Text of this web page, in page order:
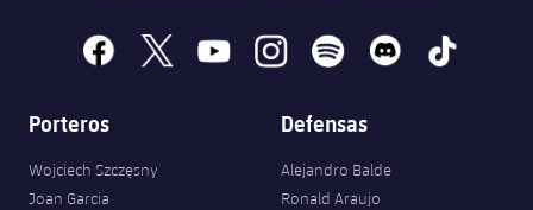
facebook
x youtubeinstagramspotify discord tiktok
Porteros
Wojciech Szczęsny
Joan Garcia
Defensas
Alejandro Balde
Ronald Araujo